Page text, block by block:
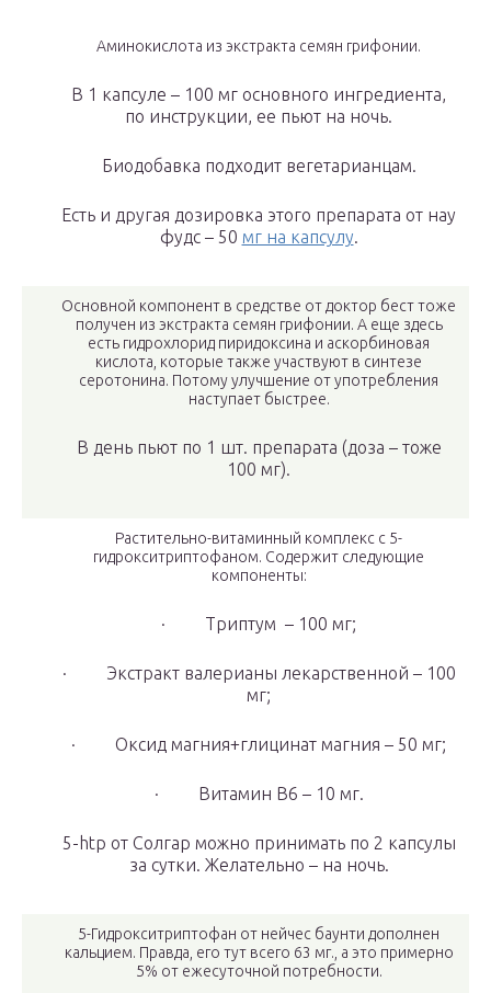
Аминокислота из экстракта семян грифонии.
В 1 капсуле – 100 мг основного ингредиента,
по инструкции, ее пьют на ночь.
Биодобавка подходит вегетарианцам.
Есть и другая дозировка этого препарата от нау
фудс – 50 мг на капсулу.
Основной компонент в средстве от доктор бест тоже
получен из экстракта семян грифонии. А еще здесь
есть гидрохлорид пиридоксина и аскорбиновая
кислота, которые также участвуют в синтезе
серотонина. Потому улучшение от употребления
наступает быстрее.
В день пьют по 1 шт. препарата (доза – тоже
100 мг).
Растительно-витаминный комплекс с 5-
гидрокситриптофаном. Содержит следующие
компоненты:
· Триптум – 100 мг;
· Экстракт валерианы лекарственной – 100
мг;
· Оксид магния+глицинат магния – 50 мг;
· Витамин В6 – 10 мг.
5-htp от Солгар можно принимать по 2 капсулы
за сутки. Желательно – на ночь.
5-Гидрокситриптофан от нейчес баунти дополнен
кальцием. Правда, его тут всего 63 мг., а это примерно
5% от ежесуточной потребности.